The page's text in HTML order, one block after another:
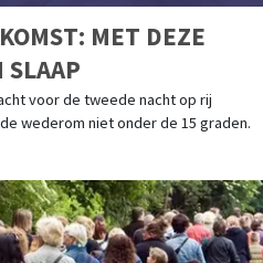
MET DEZE
SLAAP
voor de tweede nacht op rij
wederom niet onder de 15 graden.